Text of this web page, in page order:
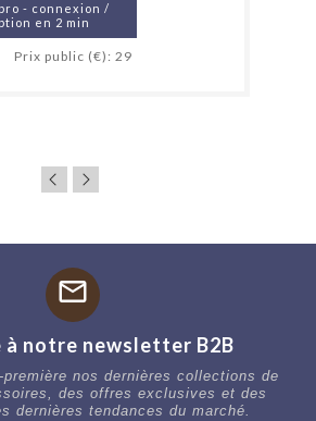
- connexion /
en 2 min
Prix public (€): 29
mail
à notre newsletter B2B
nos dernières collections de
des offres exclusives et des
dernières tendances du marché.